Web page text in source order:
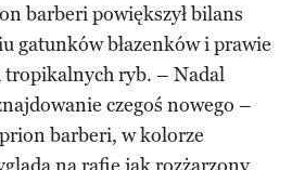
barberi powiększył bilans
gatunków błazenków i prawie
ryb. – Nadal
czegoś nowego –
barberi, w kolorze